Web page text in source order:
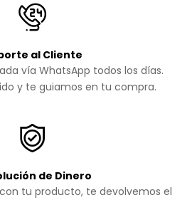
al Cliente
vía WhatsApp todos los días.
y te guiamos en tu compra.
de Dinero
tu producto, te devolvemos el